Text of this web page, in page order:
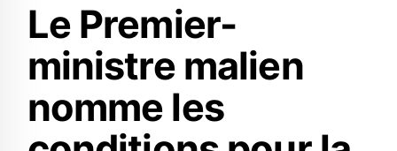
Le Premier-
ministre malien
nomme les